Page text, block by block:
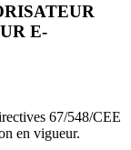
E-
67/548/CEE
en vigueur.